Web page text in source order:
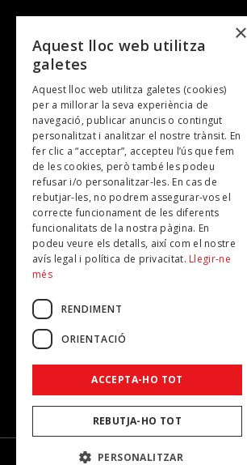
NOSALTRES
El Grup
Contacte
Subscripcions
Publicitat
×
Aquest lloc web utilitza
galetes
Aquest lloc web utilitza galetes (cookies)
per a millorar la seva experiència de
navegació, publicar anuncis o contingut
personalitzat i analitzar el nostre trànsit. En
fer clic a “acceptar”, accepteu l’ús que fem
de les cookies, però també les podeu
refusar i/o personalitzar-les. En cas de
rebutjar-les, no podrem assegurar-vos el
correcte funcionament de les diferents
funcionalitats de la nostra pàgina. En
podeu veure els detalls, així com el nostre
avís legal i política de privacitat. Llegir-ne
més
RENDIMENT
ORIENTACIÓ
ACCEPTA-HO TOT
REBUTJA-HO TOT
PERSONALITZAR